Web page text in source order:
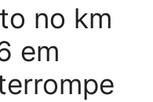
no km
em